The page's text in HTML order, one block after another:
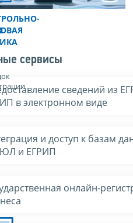
сервисы
сведений из
в электронном виде
и доступ к базам
и ЕГРИП
онлайн-